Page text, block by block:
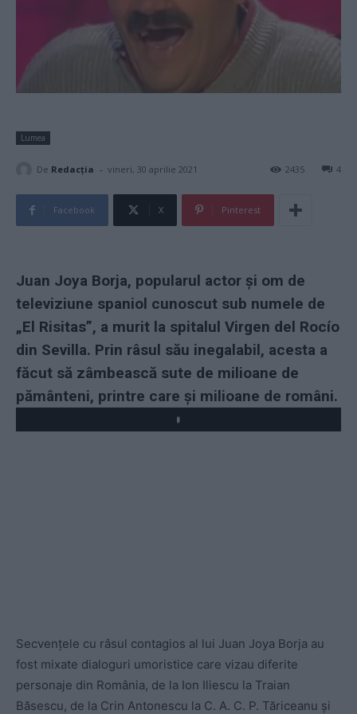
Lumea
De Redacţia - vineri, 30 aprilie 2021 4
2435
Facebook X Pinterest
Juan Joya Borja, popularul actor şi om de
televiziune spaniol cunoscut sub numele de
„El Risitas”, a murit la spitalul Virgen del Rocío
din Sevilla. Prin râsul său inegalabil, acesta a
făcut să zâmbească sute de milioane de
pământeni, printre care și milioane de români.
Play
Secvențele cu râsul contagios al lui Juan Joya Borja au
fost mixate dialoguri umoristice care vizau diferite
personaje din România, de la Ion Iliescu la Traian
Băsescu, de la Crin Antonescu la C. A. C. P. Tăriceanu și